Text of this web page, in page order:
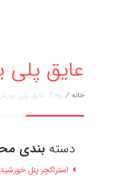
عایق پلی
خانه / Tag: عایق پلی یورتان اصفهان
دسته بندی
استراکچر پنل